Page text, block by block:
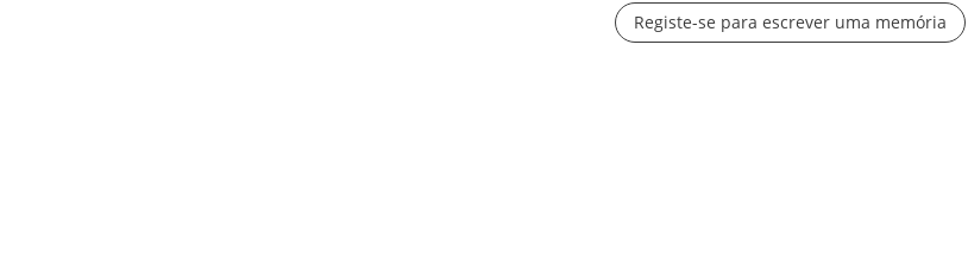
Registe-se para escrever uma memória